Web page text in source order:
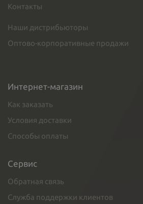
Контакты
Наши дистрибьюторы
Оптово-корпоративные продажи
Интернет-магазин
Как заказать
Условия доставки
Способы оплаты
Сервис
Обратная связь
Служба поддержки клиентов